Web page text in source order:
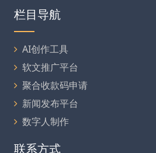
栏目导航
AI创作工具
软文推广平台
聚合收款码申请
新闻发布平台
数字人制作
联系方式